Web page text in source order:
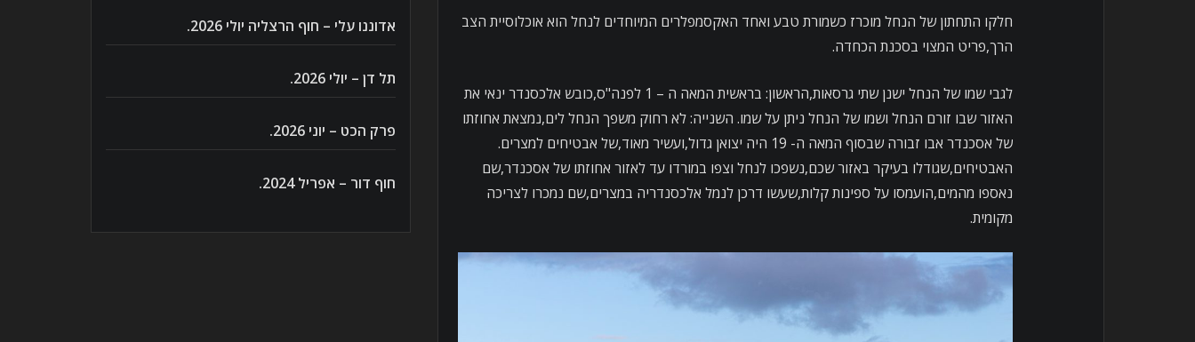
חלקו התחתון של הנחל מוכרז כשמורת טבע ואחד האקסמפלרים המיוחדים לנחל הוא אוכלוסיית הצב
הרך,פריט המצוי בסכנת הכחדה.
לגבי שמו של הנחל ישנן שתי גרסאות,הראשון: בראשית המאה ה – 1 לפנה"ס,כובש אלכסנדר ינאי את
האזור שבו זורם הנחל ושמו של הנחל ניתן על שמו. השנייה: לא רחוק משפך הנחל לים,נמצאת אחוזתו
של אסכנדר אבו זבורה שבסוף המאה ה- 19 היה יצואן גדול,ועשיר מאוד,של אבטיחים למצרים.
האבטיחים,שגודלו בעיקר באזור שכם,נשפכו לנחל וצפו במורדו עד לאזור אחוזתו של אסכנדר,שם
נאספו מהמים,הועמסו על ספינות קלות,שעשו דרכן לנמל אלכסנדריה במצרים,שם נמכרו לצריכה
מקומית.
אדוננו עלי – חוף הרצליה יולי 2026.
תל דן – יולי 2026.
פרק הכט – יוני 2026.
חוף דור – אפריל 2024.